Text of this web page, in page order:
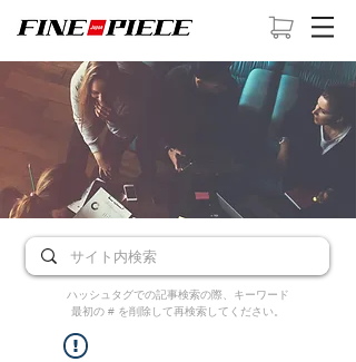
ハッシュタグでの記事検索の際、キーワード
最初の # を削除して再検索してください。